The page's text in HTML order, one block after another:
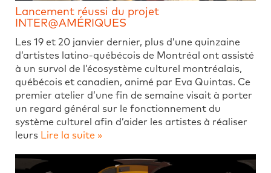
Lancement réussi du projet
INTER@AMÉRIQUES
Les 19 et 20 janvier dernier, plus d’une quinzaine
d’artistes latino-québécois de Montréal ont assisté
à un survol de l’écosystème culturel montréalais,
québécois et canadien, animé par Eva Quintas. Ce
premier atelier d’une fin de semaine visait à porter
un regard général sur le fonctionnement du
système culturel afin d’aider les artistes à réaliser
leurs Lire la suite »